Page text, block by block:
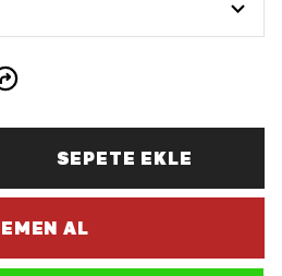
SEPETE EKLE
AL